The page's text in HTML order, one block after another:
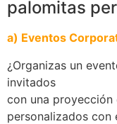
palomitas
a) Eventos
¿Organizas un
invitados
con una
personalizados con